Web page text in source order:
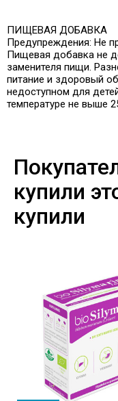
ПИЩЕВАЯ ДОБАВКА
Предупреждения: Не
Пищевая добавка не
заменителя пищи.
питание и здоровый
недоступном для
температуре не выше
купили
купили